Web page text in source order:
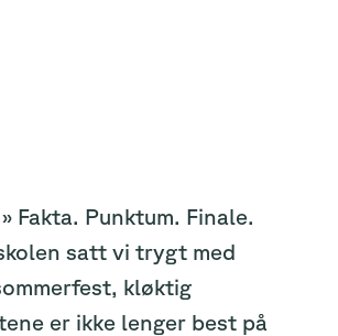
Fakta. Punktum. Finale.
satt vi trygt med
kløktig
er ikke lenger best på